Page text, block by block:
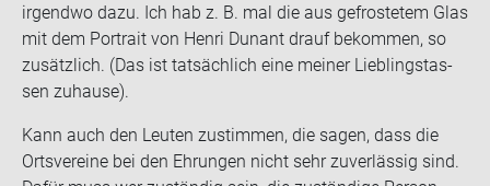
ir­gend­wo dazu. Ich hab z. B. mal die aus ge­fros­te­tem Glas
mit dem Por­trait von Henri Dun­ant drauf be­kom­men, so
zu­sätz­lich. (Das ist tat­säch­lich eine mei­ner Lieb­lings­tas­
sen zu­hau­se).
Kann auch den Leu­ten zu­stim­men, die sagen, dass die
Orts­ver­ei­ne bei den Eh­run­gen nicht sehr zu­ver­läs­sig sind.